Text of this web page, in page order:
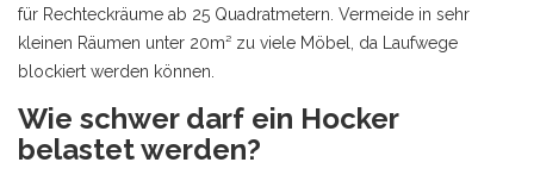
für Rechteckräume ab 25 Quadratmetern. Vermeide in sehr
kleinen Räumen unter 20m² zu viele Möbel, da Laufwege
blockiert werden können.
Wie schwer darf ein Hocker
belastet werden?